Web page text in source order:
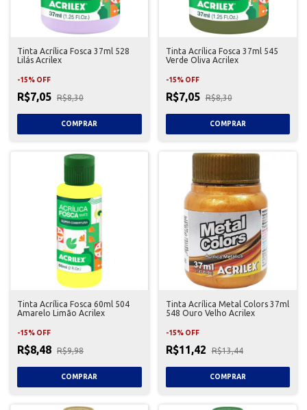
Tinta Acrílica Fosca 37ml 528
Lilás Acrilex
-15% OFF
R$7,05 R$8,30
Tinta Acrílica Fosca 37ml 545
Verde Oliva Acrilex
-15% OFF
R$7,05 R$8,30
Tinta Acrílica Fosca 60ml 504
Amarelo Limão Acrilex
-15% OFF
R$8,48 R$9,98
Tinta Acrílica Metal Colors 37ml
548 Ouro Velho Acrilex
-15% OFF
R$11,42 R$13,44